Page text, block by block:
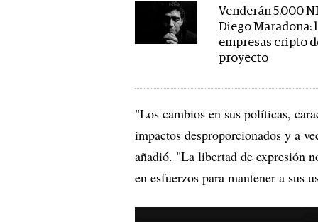
Venderán 5.000
Diego Maradona:
empresas cripto
proyecto
"Los cambios en sus políticas,
impactos desproporcionados y a
añadió. "La libertad de expresión
en esfuerzos para mantener a sus